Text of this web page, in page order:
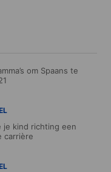
om Spaans te
je kind richting een
carrière